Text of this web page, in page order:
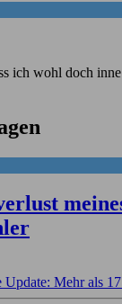
ich wohl doch
Update: Mehr als